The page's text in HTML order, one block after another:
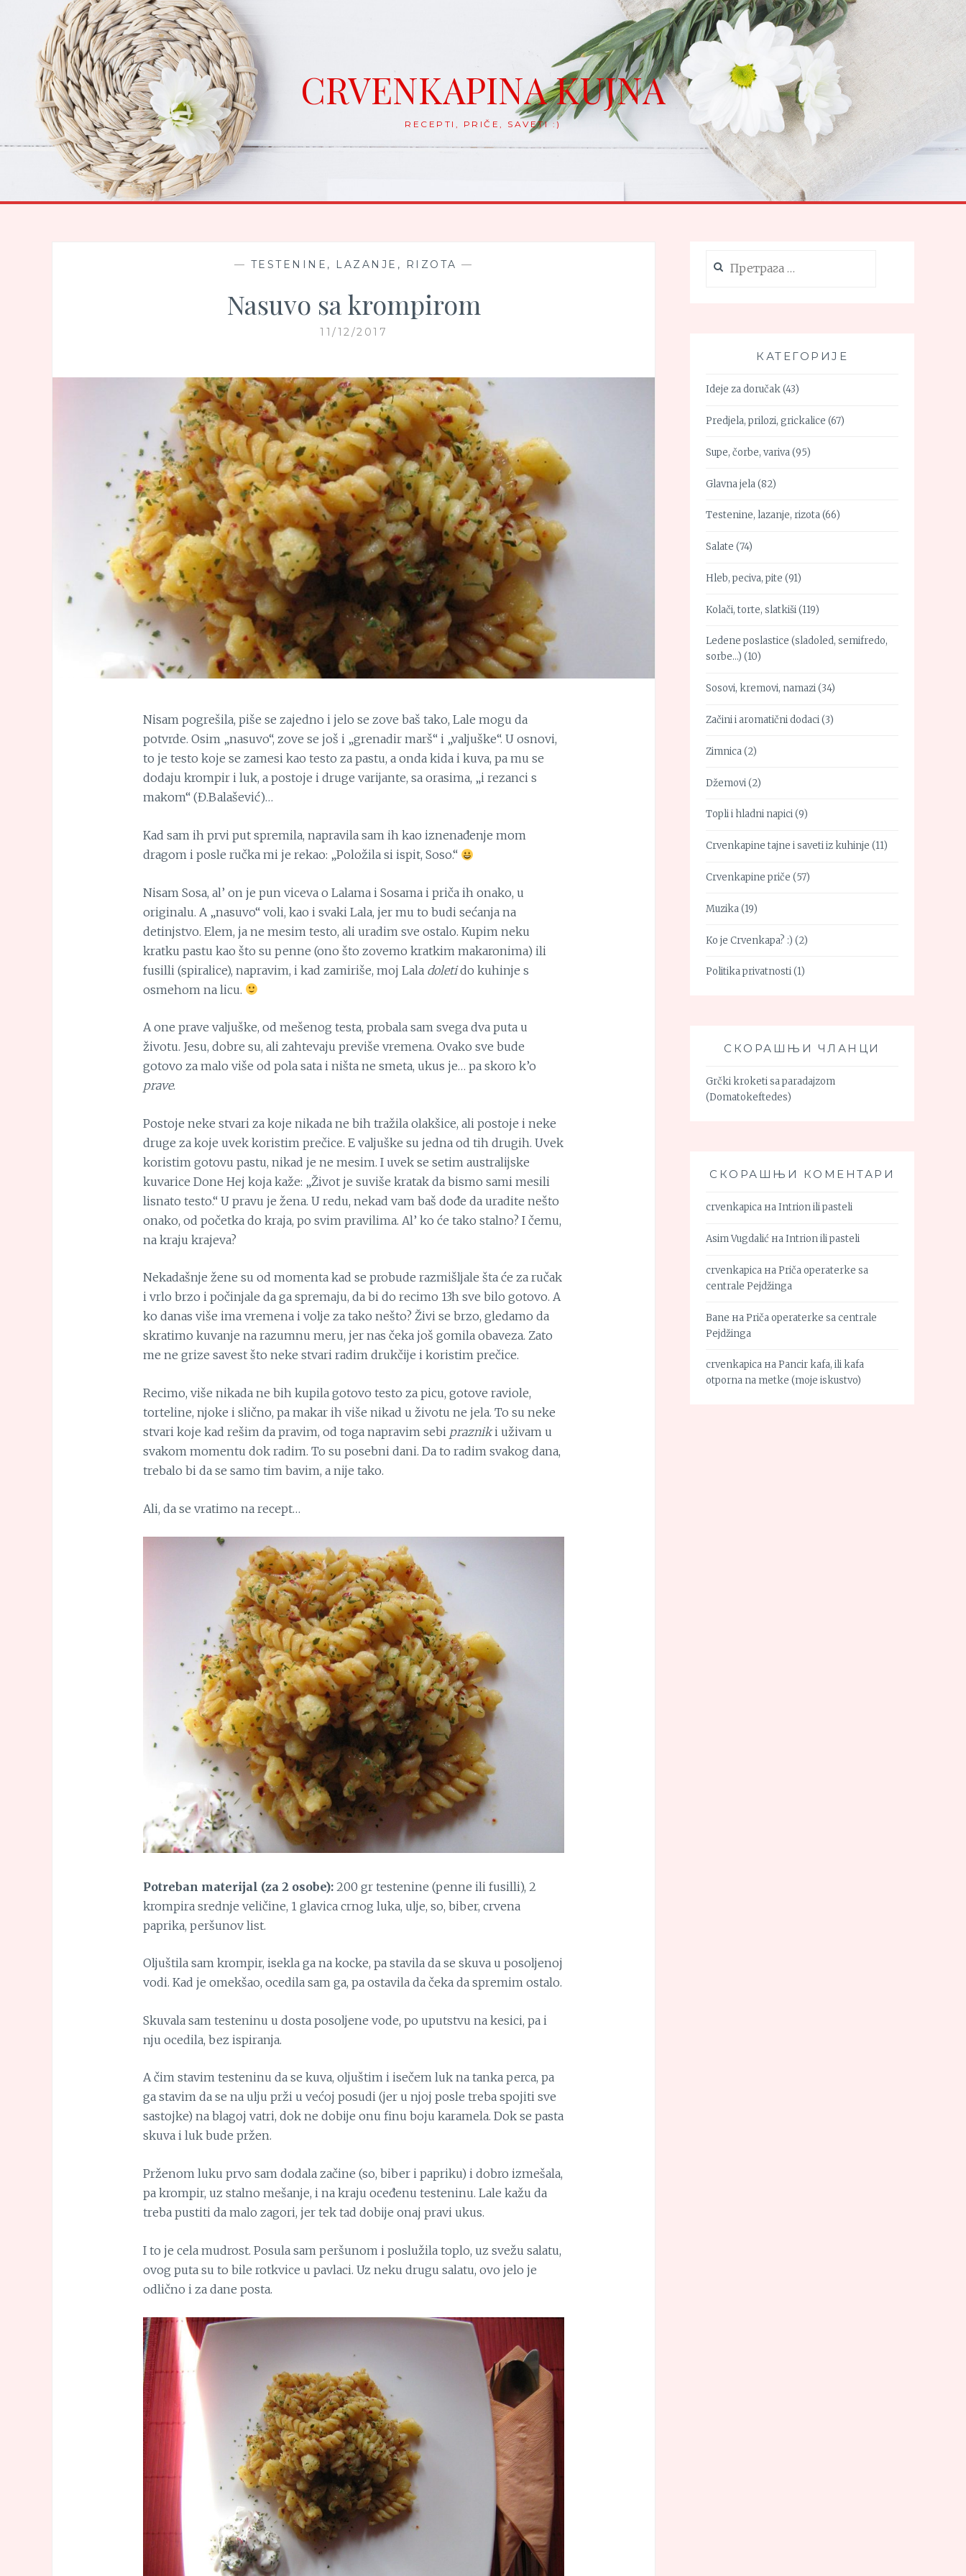
content
CRVENKAPINA KUJNA
RECEPTI, PRIČE, SAVETI :)
— TESTENINE, LAZANJE, RIZOTA —
Nasuvo sa krompirom
11/12/2017
Nisam pogrešila, piše se zajedno i jelo se zove baš tako, Lale mogu da
potvrde. Osim „nasuvo“, zove se još i „grenadir marš“ i „valjuške“. U osnovi,
to je testo koje se zamesi kao testo za pastu, a onda kida i kuva, pa mu se
dodaju krompir i luk, a postoje i druge varijante, sa orasima, „i rezanci s
makom“ (Đ.Balašević)…
Kad sam ih prvi put spremila, napravila sam ih kao iznenađenje mom
dragom i posle ručka mi je rekao: „Položila si ispit, Soso.“
Nisam Sosa, al’ on je pun viceva o Lalama i Sosama i priča ih onako, u
originalu. A „nasuvo“ voli, kao i svaki Lala, jer mu to budi sećanja na
detinjstvo. Elem, ja ne mesim testo, ali uradim sve ostalo. Kupim neku
kratku pastu kao što su penne (ono što zovemo kratkim makaronima) ili
fusilli (spiralice), napravim, i kad zamiriše, moj Lala doletido kuhinje s
osmehom na licu.
A one prave valjuške, od mešenog testa, probala sam svega dva puta u
životu. Jesu, dobre su, ali zahtevaju previše vremena. Ovako sve bude
gotovo za malo više od pola sata i ništa ne smeta, ukus je… pa skoro k’o
prave.
Postoje neke stvari za koje nikada ne bih tražila olakšice, ali postoje i neke
druge za koje uvek koristim prečice. E valjuške su jedna od tih drugih. Uvek
koristim gotovu pastu, nikad je ne mesim. I uvek se setim australijske
kuvarice Done Hej koja kaže: „Život je suviše kratak da bismo sami mesili
lisnato testo.“ U pravu je žena. U redu, nekad vam baš dođe da uradite nešto
onako, od početka do kraja, po svim pravilima. Al’ ko će tako stalno? I čemu,
na kraju krajeva?
Nekadašnje žene su od momenta kad se probude razmišljale šta će za ručak
i vrlo brzo i počinjale da ga spremaju, da bi do recimo 13h sve bilo gotovo. A
ko danas više ima vremena i volje za tako nešto? Živi se brzo, gledamo da
skratimo kuvanje na razumnu meru, jer nas čeka još gomila obaveza. Zato
me ne grize savest što neke stvari radim drukčije i koristim prečice.
Recimo, više nikada ne bih kupila gotovo testo za picu, gotove raviole,
torteline, njoke i slično, pa makar ih više nikad u životu ne jela. To su neke
stvari koje kad rešim da pravim, od toga napravim sebi prazniki uživam u
svakom momentu dok radim. To su posebni dani. Da to radim svakog dana,
trebalo bi da se samo tim bavim, a nije tako.
Ali, da se vratimo na recept…
Potreban materijal (za 2 osobe):200 gr testenine (penne ili fusilli), 2
krompira srednje veličine, 1 glavica crnog luka, ulje, so, biber, crvena
paprika, peršunov list.
Oljuštila sam krompir, isekla ga na kocke, pa stavila da se skuva u posoljenoj
vodi. Kad je omekšao, ocedila sam ga, pa ostavila da čeka da spremim ostalo.
Skuvala sam testeninu u dosta posoljene vode, po uputstvu na kesici, pa i
nju ocedila, bez ispiranja.
A čim stavim testeninu da se kuva, oljuštim i isečem luk na tanka perca, pa
ga stavim da se na ulju prži u većoj posudi (jer u njoj posle treba spojiti sve
sastojke) na blagoj vatri, dok ne dobije onu finu boju karamela. Dok se pasta
skuva i luk bude pržen.
Prženom luku prvo sam dodala začine (so, biber i papriku) i dobro izmešala,
pa krompir, uz stalno mešanje, i na kraju oceđenu testeninu. Lale kažu da
treba pustiti da malo zagori, jer tek tad dobije onaj pravi ukus.
I to je cela mudrost. Posula sam peršunom i poslužila toplo, uz svežu salatu,
ovog puta su to bile rotkvice u pavlaci. Uz neku drugu salatu, ovo jelo je
odlično i za dane posta.
за:
КАТЕГОРИЈЕ
Ideje za doručak(43)
Predjela, prilozi, grickalice (67)
Supe, čorbe, variva(95)
Glavna jela(82)
Testenine, lazanje, rizota(66)
Salate (74)
Hleb, peciva, pite (91)
Kolači, torte, slatkiši(119)
Ledene poslastice (sladoled, semifredo,
sorbe…) (10)
Sosovi, kremovi, namazi(34)
Začini i aromatični dodaci(3)
Zimnica(2)
Džemovi(2)
Topli i hladni napici(9)
Crvenkapine tajne i saveti iz kuhinje (11)
Crvenkapine priče (57)
Muzika(19)
Ko je Crvenkapa? :) (2)
Politika privatnosti(1)
СКОРАШЊИ ЧЛАНЦИ
Grčki kroketi sa paradajzom
(Domatokeftedes)
СКОРАШЊИ КОМЕНТАРИ
crvenkapica наIntrion ili pasteli
Asim Vugdalić наIntrion ili pasteli
crvenkapica наPriča operaterke sa
centrale Pejdžinga
Bane наPriča operaterke sa centrale
Pejdžinga
crvenkapica наPancir kafa, ili kafa
otporna na metke (moje iskustvo)